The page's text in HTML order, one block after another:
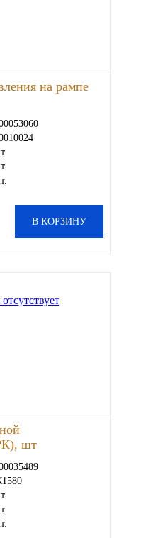
на рампе
В КОРЗИНУ
шт